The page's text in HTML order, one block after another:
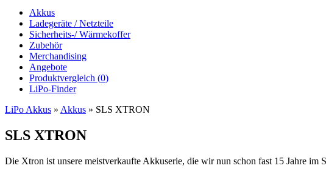
Akkus
Ladegeräte / Netzteile
Sicherheits-/ Wärmekoffer
Zubehör
Merchandising
Angebote
Produktvergleich (0)
LiPo-Finder
LiPo Akkus » Akkus » SLS XTRON
SLS XTRON
Die Xtron ist unsere meistverkaufte Akkuserie, die wir nun schon fast 15 Jahre